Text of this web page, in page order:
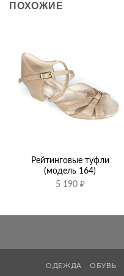
ПОХОЖИЕ
Рейтинговые туфли
(модель 164)
5 190 ₽
ОДЕЖДА ОБУВЬ